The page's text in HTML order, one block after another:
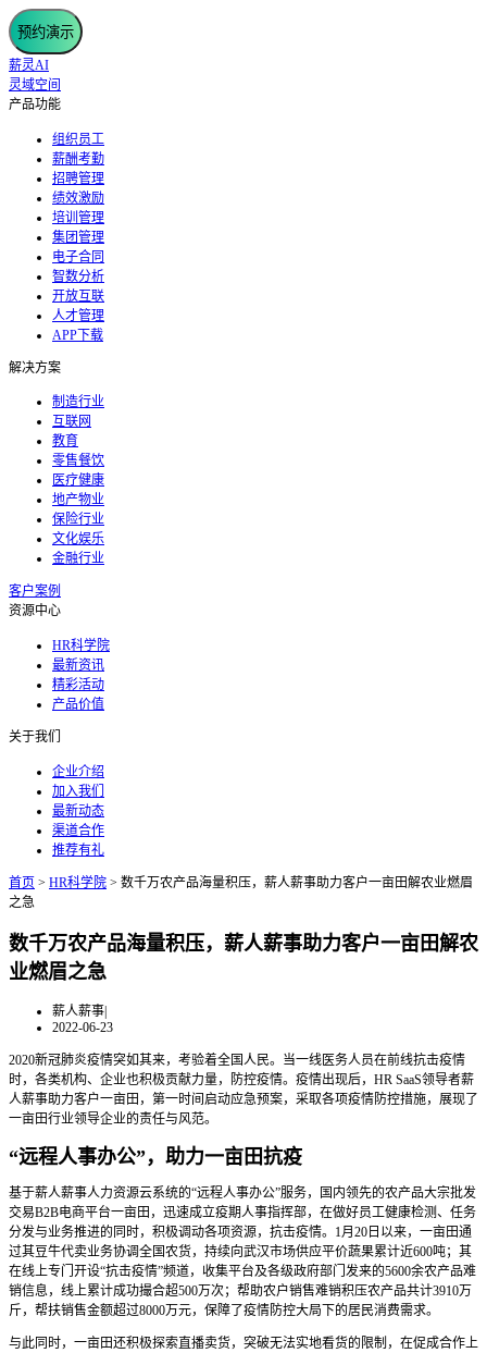
预约演示
薪灵AI
灵域空间
产品功能
组织员工
薪酬考勤
招聘管理
绩效激励
培训管理
集团管理
电子合同
智数分析
开放互联
人才管理
APP下载
解决方案
制造行业
互联网
教育
零售餐饮
医疗健康
地产物业
保险行业
文化娱乐
金融行业
客户案例
资源中心
HR科学院
最新资讯
精彩活动
产品价值
关于我们
企业介绍
加入我们
最新动态
渠道合作
推荐有礼
首页 > HR科学院 > 数千万农产品海量积压，薪人薪事助力客户一亩田解农业燃眉
之急
数千万农产品海量积压，薪人薪事助力客户一亩田解农
业燃眉之急
薪人薪事|
2022-06-23
2020新冠肺炎疫情突如其来，考验着全国人民。当一线医务人员在前线抗击疫情
时，各类机构、企业也积极贡献力量，防控疫情。疫情出现后，HR SaaS领导者薪
人薪事助力客户一亩田，第一时间启动应急预案，采取各项疫情防控措施，展现了
一亩田行业领导企业的责任与风范。
“远程人事办公”，助力一亩田抗疫
基于薪人薪事人力资源云系统的“远程人事办公”服务，国内领先的农产品大宗批发
交易B2B电商平台一亩田，迅速成立疫期人事指挥部，在做好员工健康检测、任务
分发与业务推进的同时，积极调动各项资源，抗击疫情。1月20日以来，一亩田通
过其豆牛代卖业务协调全国农货，持续向武汉市场供应平价蔬果累计近600吨；其
在线上专门开设“抗击疫情”频道，收集平台及各级政府部门发来的5600余农产品难
销信息，线上累计成功撮合超500万次；帮助农户销售难销积压农产品共计3910万
斤，帮扶销售金额超过8000万元，保障了疫情防控大局下的居民消费需求。
与此同时，一亩田还积极探索直播卖货，突破无法实地看货的限制，在促成合作上